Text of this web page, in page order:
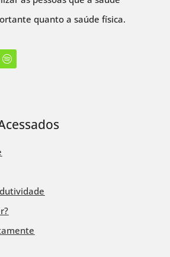
quanto a saúde física.